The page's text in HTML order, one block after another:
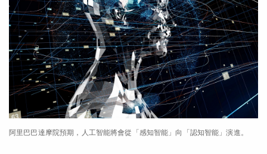
阿里巴巴達摩院預期，人工智能將會從「感知智能」向「認知智能」演進。